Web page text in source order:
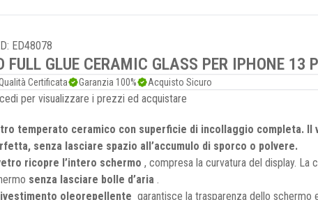
ED48078
FULL GLUE CERAMIC GLASS PER IPHONE 13
Certificata Garanzia 100% Acquisto Sicuro
per visualizzare i prezzi ed acquistare
temperato ceramico con superficie di incollaggio completa. Il
senza lasciare spazio all’accumulo di sporco o polvere.
vetro ricopre l’intero schermo , compresa la curvatura del display.
senza lasciare bolle d’aria .
rivestimento oleorepellente garantisce la trasparenza dello schermo